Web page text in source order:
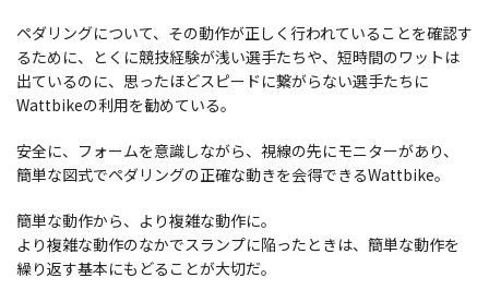
ペダリングについて、その動作が正しく行われていることを確認す
るために、とくに競技経験が浅い選手たちや、短時間のワットは
出ているのに、思ったほどスピードに繋がらない選手たちに
Wattbikeの利用を勧めている。
安全に、フォームを意識しながら、視線の先にモニターがあり、
簡単な図式でペダリングの正確な動きを会得できるWattbike。
簡単な動作から、より複雑な動作に。
より複雑な動作のなかでスランプに陥ったときは、簡単な動作を
繰り返す基本にもどることが大切だ。